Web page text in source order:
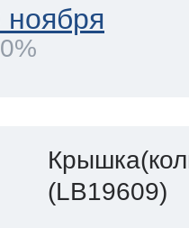
ноября
(LB19609)